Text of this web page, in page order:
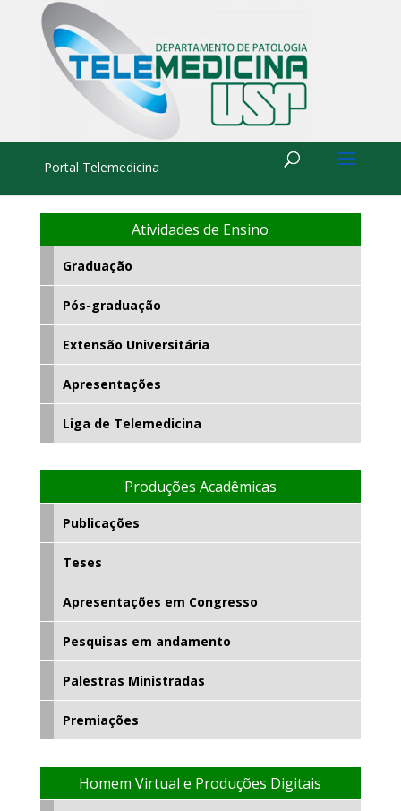
Portal Telemedicina
Atividades de Ensino
Graduação
Pós-graduação
Extensão Universitária
Apresentações
Liga de Telemedicina
Produções Acadêmicas
Publicações
Teses
Apresentações em Congresso
Pesquisas em andamento
Palestras Ministradas
Premiações
Homem Virtual e Produções Digitais